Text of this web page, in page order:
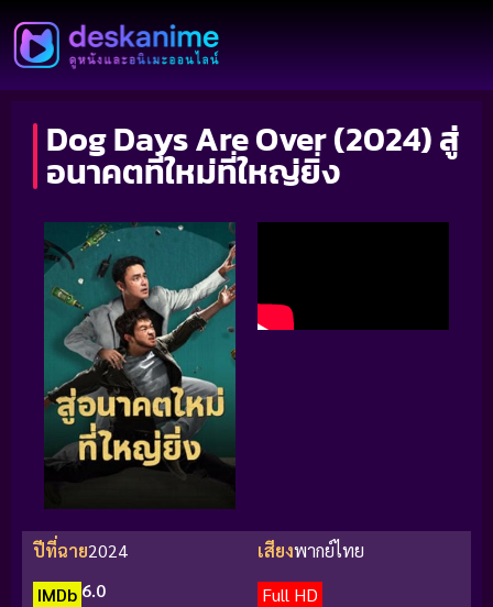
Dog Days Are Over (2024) สู่
อนาคตที่ใหม่ที่ใหญ่ยิ่ง
ปีที่ฉาย2024 เสียงพากย์ไทย
IMDb 6.0
Full HD